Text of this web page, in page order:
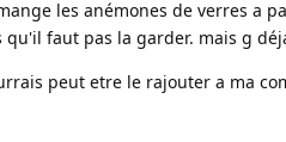
les anémones de verres a
faut pas la garder. mais g
peut etre le rajouter a ma